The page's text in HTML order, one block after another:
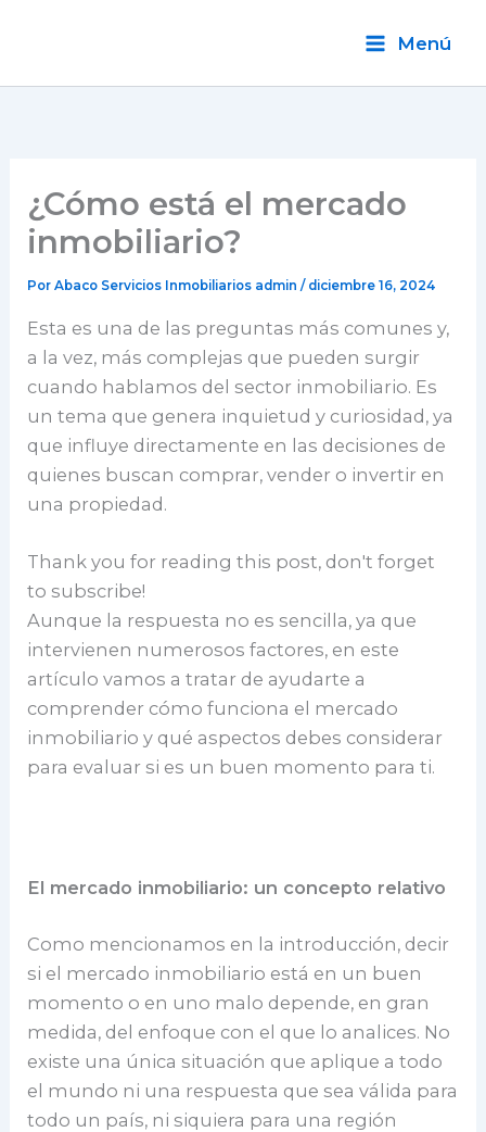
Menú
¿Cómo está el mercado
inmobiliario?
Por Abaco Servicios Inmobiliarios admin/ diciembre 16, 2024
Esta es una de las preguntas más comunes y,
a la vez, más complejas que pueden surgir
cuando hablamos del sector inmobiliario. Es
un tema que genera inquietud y curiosidad, ya
que influye directamente en las decisiones de
quienes buscan comprar, vender o invertir en
una propiedad.
Thank you for reading this post, don't forget
to subscribe!
Aunque la respuesta no es sencilla, ya que
intervienen numerosos factores, en este
artículo vamos a tratar de ayudarte a
comprender cómo funciona el mercado
inmobiliario y qué aspectos debes considerar
para evaluar si es un buen momento para ti.
El mercado inmobiliario: un concepto relativo
Como mencionamos en la introducción, decir
si el mercado inmobiliario está en un buen
momento o en uno malo depende, en gran
medida, del enfoque con el que lo analices. No
existe una única situación que aplique a todo
el mundo ni una respuesta que sea válida para
todo un país, ni siquiera para una región